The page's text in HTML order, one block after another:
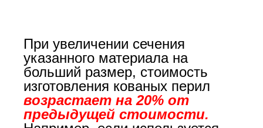
При увеличении сечения
указанного материала на
больший размер, стоимость
изготовления кованых перил
возрастает на 20% от
предыдущей стоимости.